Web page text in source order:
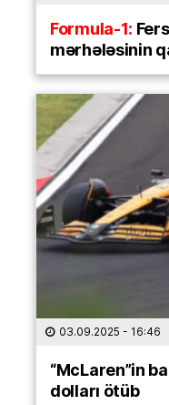
Formula-1:
mərhələsinin
03.09.2025 - 16:46
“McLaren”in
dolları ötüb